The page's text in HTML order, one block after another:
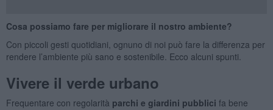
Cosa possiamo fare per migliorare il nostro ambiente?
Con piccoli gesti quotidiani, ognuno di noi può fare la differenza per
rendere l’ambiente più sano e sostenibile. Ecco alcuni spunti.
Vivere il verde urbano
Frequentare con regolarità parchi e giardini pubblici fa bene